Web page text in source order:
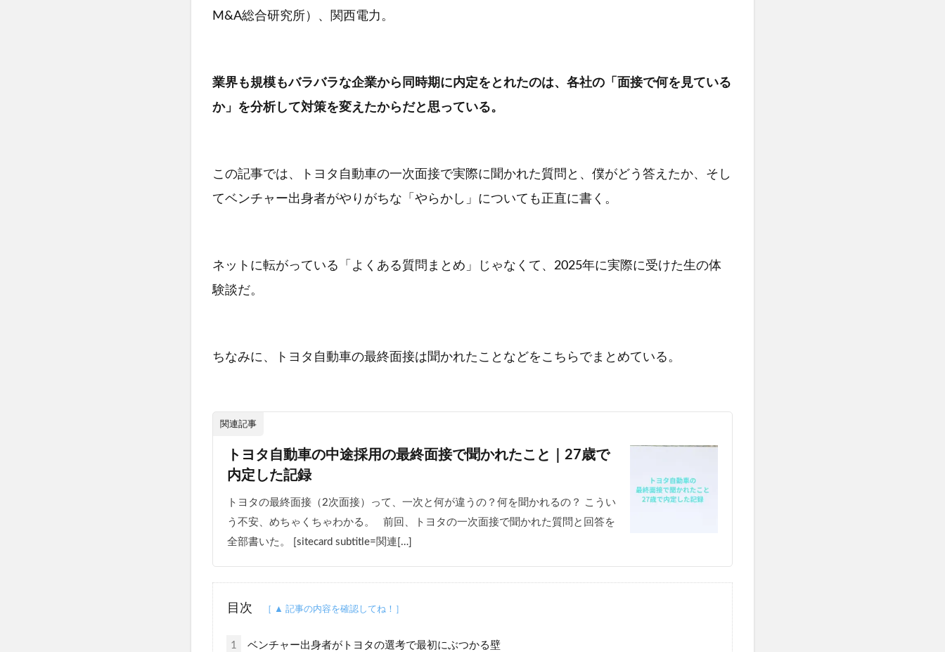
M&A総合研究所）、関西電力。
業界も規模もバラバラな企業から同時期に内定をとれたのは、各社の「面接で何を見ている
か」を分析して対策を変えたからだと思っている。
この記事では、トヨタ自動車の一次面接で実際に聞かれた質問と、僕がどう答えたか、そし
てベンチャー出身者がやりがちな「やらかし」についても正直に書く。
ネットに転がっている「よくある質問まとめ」じゃなくて、2025年に実際に受けた生の体
験談だ。
ちなみに、トヨタ自動車の最終面接は聞かれたことなどをこちらでまとめている。
関連記事
トヨタ自動車の中途採用の最終面接で聞かれたこと｜27歳で
内定した記録
トヨタの最終面接（2次面接）って、一次と何が違うの？何を聞かれるの？ こうい
う不安、めちゃくちゃわかる。 前回、トヨタの一次面接で聞かれた質問と回答を
全部書いた。 [sitecard subtitle=関連[…]
目次
1 ベンチャー出身者がトヨタの選考で最初にぶつかる壁